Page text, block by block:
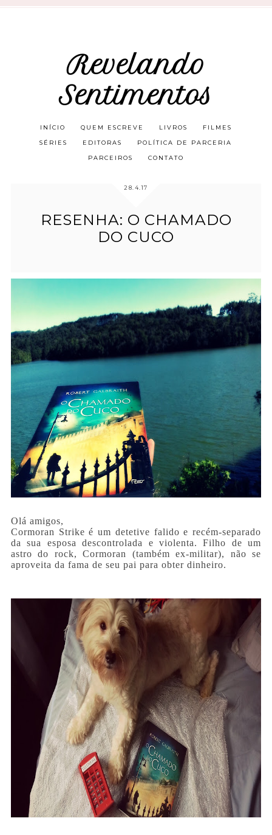
Revelando
Sentimentos
INÍCIO QUEM ESCREVE LIVROS FILMES
SÉRIES EDITORAS POLÍTICA DE PARCERIA
PARCEIROS CONTATO
28.4.17
RESENHA: O CHAMADO
DO CUCO
Olá amigos,
Cormoran Strike é um detetive falido e recém-separado
da sua esposa descontrolada e violenta. Filho de um
astro do rock, Cormoran (também ex-militar), não se
aproveita da fama de seu pai para obter dinheiro.